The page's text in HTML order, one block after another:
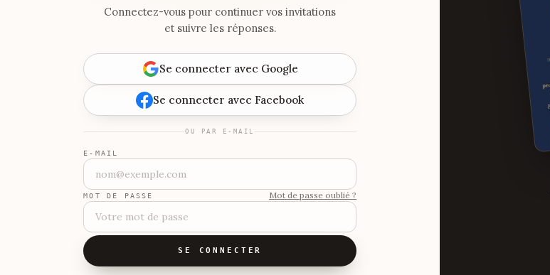
Connectez-vous pour continuer vos invitations
et suivre les réponses.
Se connecter avec Google
Se connecter avec Facebook
OU PAR E-MAIL
E-MAIL
MOT DE PASSE Mot de passe oublié ?
SE CONNECTER